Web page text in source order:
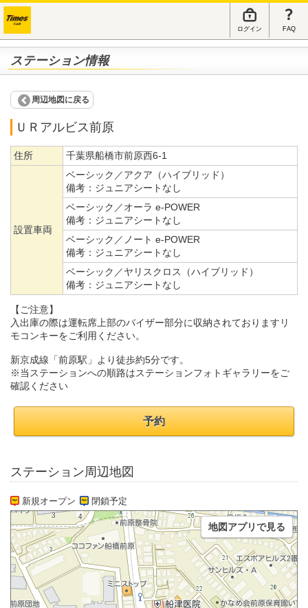
ログイン FAQ
ステーション情報
周辺地図に戻る
ＵＲアルビス前原
住所 千葉県船橋市前原西6-1
設置車両
ベーシック／アクア（ハイブリッド）
備考： ジュニアシートなし
ベーシック／オーラ e-POWER
備考： ジュニアシートなし
ベーシック／ノート e-POWER
備考： ジュニアシートなし
ベーシック／ヤリスクロス（ハイブリッド）
備考： ジュニアシートなし
【ご注意】
入出庫の際は運転席上部のバイザー部分に収納されておりますリ
モコンキーをご利用ください。
新京成線「前原駅」より徒歩約5分です。
※当ステーションへの順路はステーションフォトギャラリーをご
確認ください
予約
ステーション周辺地図
新規オープン 閉鎖予定
地図アプリで見る